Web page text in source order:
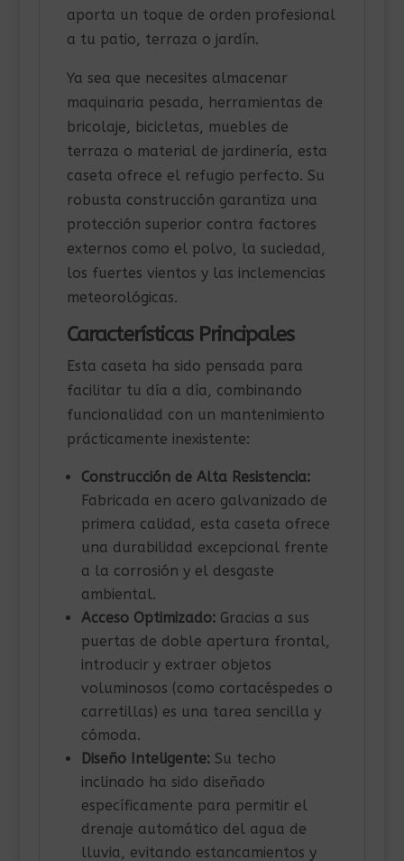
aporta un toque de orden profesional
a tu patio, terraza o jardín.
Ya sea que necesites almacenar
maquinaria pesada, herramientas de
bricolaje, bicicletas, muebles de
terraza o material de jardinería, esta
caseta ofrece el refugio perfecto. Su
robusta construcción garantiza una
protección superior contra factores
externos como el polvo, la suciedad,
los fuertes vientos y las inclemencias
meteorológicas.
Características Principales
Esta caseta ha sido pensada para
facilitar tu día a día, combinando
funcionalidad con un mantenimiento
prácticamente inexistente:
Construcción de Alta Resistencia:
Fabricada en acero galvanizado de
primera calidad, esta caseta ofrece
una durabilidad excepcional frente
a la corrosión y el desgaste
ambiental.
Acceso Optimizado:Gracias a sus
puertas de doble apertura frontal,
introducir y extraer objetos
voluminosos (como cortacéspedes o
carretillas) es una tarea sencilla y
cómoda.
Diseño Inteligente:Su techo
inclinado ha sido diseñado
específicamente para permitir el
drenaje automático del agua de
lluvia, evitando estancamientos y